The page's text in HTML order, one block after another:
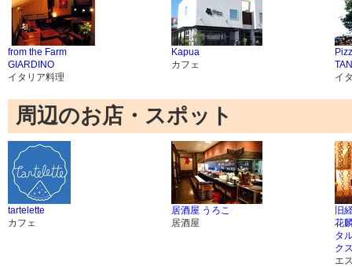
from the Farm
GIARDINO
イタリア料理
Kapua
カフェ
イ
周辺のお店・スポット
tartelette
カフェ
居酒屋 うろこ
居酒屋
旧
花
タ
ク
エ